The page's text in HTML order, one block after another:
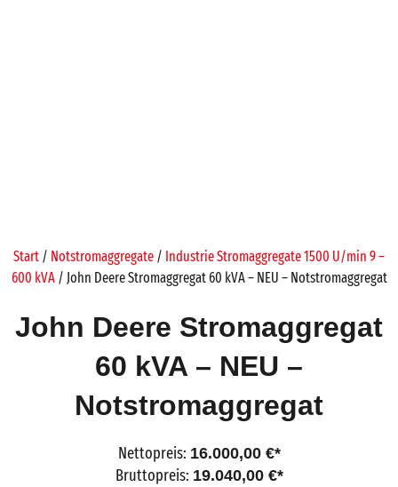
Start / Notstromaggregate / Industrie Stromaggregate 1500 U/min 9 –
600 kVA/ John Deere Stromaggregat 60 kVA – NEU – Notstromaggregat
John Deere Stromaggregat
60 kVA – NEU –
Notstromaggregat
Nettopreis: 16.000,00 €
Bruttopreis: 19.040,00 €